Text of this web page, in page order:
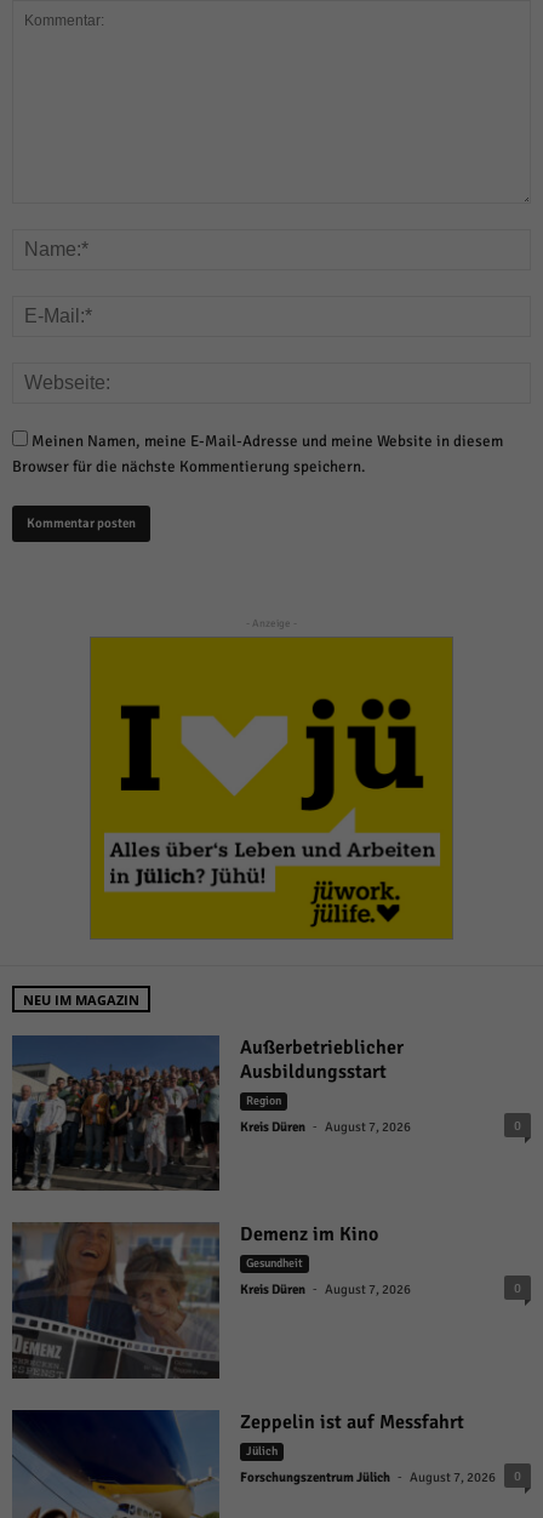
Meinen Namen, meine E-Mail-Adresse und meine Website in diesem
Browser für die nächste Kommentierung speichern.
- Anzeige -
NEU IM MAGAZIN
Außerbetrieblicher
Ausbildungsstart
Region
Kreis Düren - August 7, 2026 0
Demenz im Kino
Gesundheit
Kreis Düren - August 7, 2026 0
Zeppelin ist auf Messfahrt
Jülich
Forschungszentrum Jülich - August 7, 2026 0